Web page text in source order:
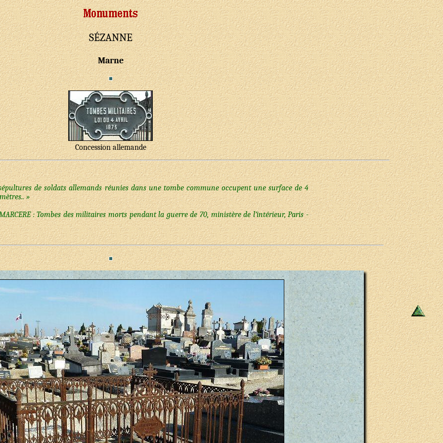
SÉZANNE
Marne
Concession allemande
de soldats allemands réunies dans une tombe commune occupent une surface de 4
»
: Tombes des militaires morts pendant la guerre de 70, ministère de l’intérieur, Paris -